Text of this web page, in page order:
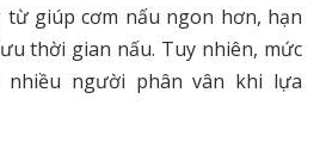
từ giúp cơm nấu ngon hơn, hạn
thời gian nấu. Tuy nhiên, mức
nhiều người phân vân khi lựa